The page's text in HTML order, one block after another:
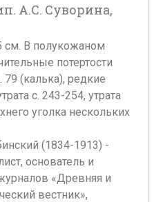
А.С. Суворина,
см. В полукожаном
потертости
79 (калька), редкие
с. 243-254, утрата
уголка нескольких
(1834-1913) -
основатель и
«Древняя и
вестник»,